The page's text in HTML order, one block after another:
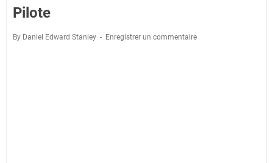
Pilote
By Daniel Edward Stanley Enregistrer un commentaire